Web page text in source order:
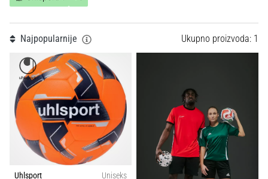
tisak
sportske
opreme
1. 7. 2025
•
1 min. čitanja
Play
Tip lopte
Sport
Težina (g)
Najpopularnije Ukupno proizvoda: 1
Uhlsport
Uniseks